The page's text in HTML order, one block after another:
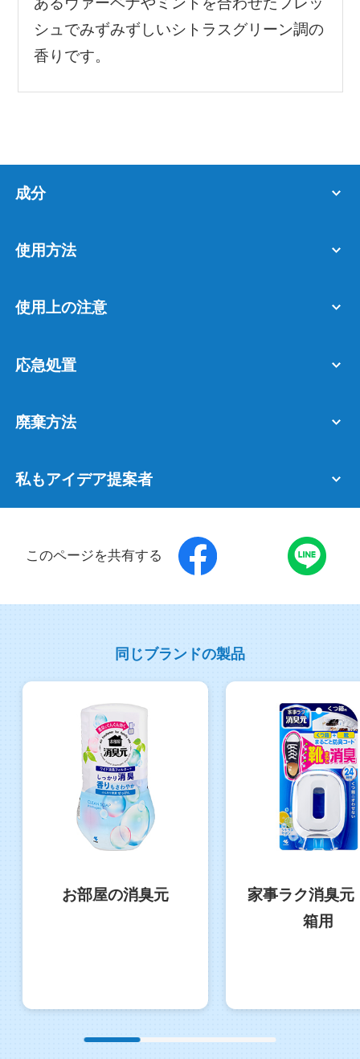
シュでみずみずしいシトラスグリーン調の
香りです。
成分
使用方法
使用上の注意
応急処置
廃棄方法
私もアイデア提案者
このページを共有する
同じブランドの製品
お部屋の消臭元
家事ラク消臭元
箱用